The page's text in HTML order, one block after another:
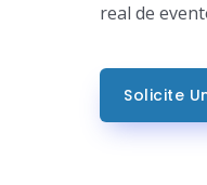
real de
Solicite